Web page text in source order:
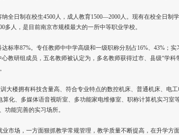
全日制在校生4500人，成人教育1500—2000人。现有在校全日制
多人，是目前南京市规模最大的一所中等职业学校。
标率87%。专任教师中中学高级和一级职称分别占16%、43%；实
教研组成员，五名教师被认定为，多名教师获得过市、县级“学科
楼拥有科技含量高、符合专业特点的数控机床、普通机床、电工
化、多媒体语音视听室、多功能家电维修室、职称计算机实习室
功能完善的实习场所。
市场，一方面狠抓教学常规管理，教学质量不断提高，在升学方